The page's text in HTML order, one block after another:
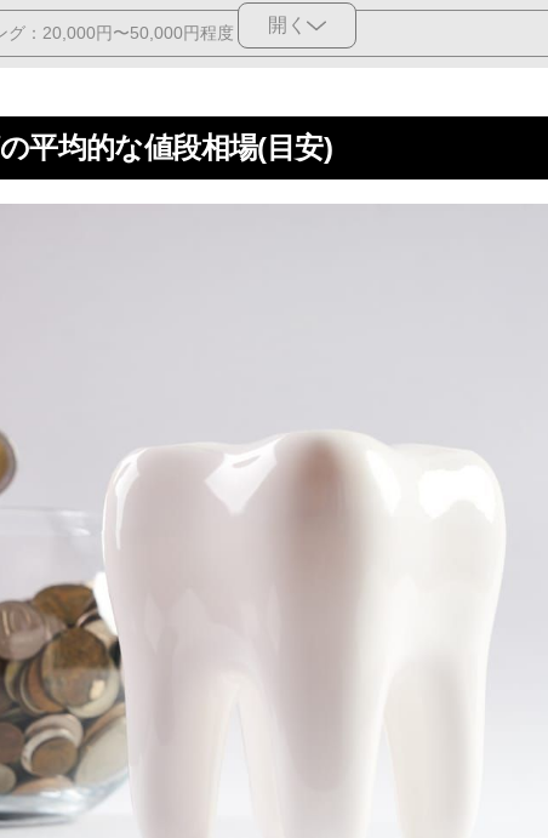
グ：20,000円〜50,000円程度
と値段を決める要素4つ
種類
の濃度
険は使える？
けでなく効果や手軽さにも注目しよう
開く
平均的な値段相場(目安)